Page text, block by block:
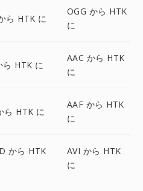
ら HTK に
OGG から HTK
に
ら HTK に
AAC から HTK
に
ら HTK に
AAF から HTK
に
から HTK
AVI から HTK
に